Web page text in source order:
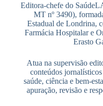
Editora-chefe do
MT nº 3490),
Estadual de Londrina,
Farmácia Hospitalar e
Erasto
Atua na supervisão
conteúdos
saúde, ciência e bem-
apuração, revisão e